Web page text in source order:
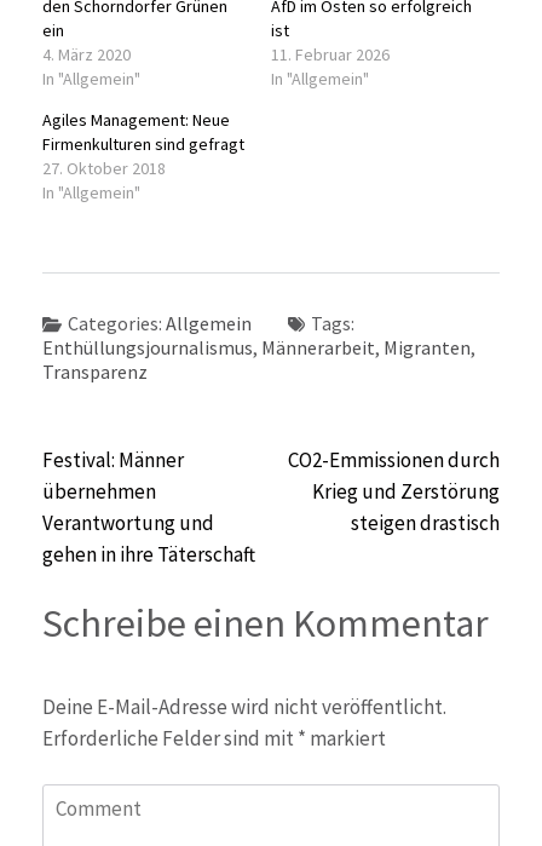
den Schorndorfer Grünen
ein
4. März 2020
In "Allgemein"
AfD im Osten so erfolgreich
ist
11. Februar 2026
In "Allgemein"
Agiles Management: Neue
Firmenkulturen sind gefragt
27. Oktober 2018
In "Allgemein"
Categories: Allgemein
Tags:
Enthüllungsjournalismus, Männerarbeit, Migranten,
Transparenz
Beitragsnavigation
Festival: Männer
übernehmen
Verantwortung und
gehen in ihre Täterschaft
CO2-Emmissionen durch
Krieg und Zerstörung
steigen drastisch
Schreibe einen Kommentar
Deine E-Mail-Adresse wird nicht veröffentlicht.
Erforderliche Felder sind mit * markiert
Comment